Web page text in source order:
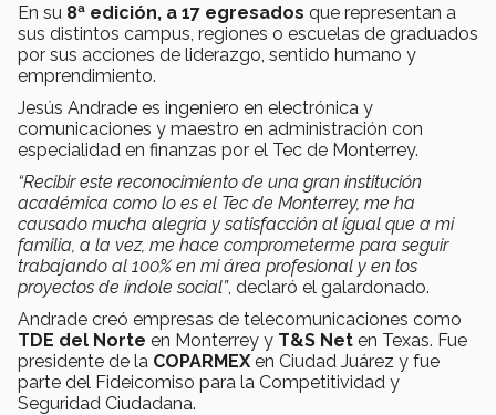
En su 8ª edición, a 17 egresados que representan a
sus distintos campus, regiones o escuelas de graduados
por sus acciones de liderazgo, sentido humano y
emprendimiento.
Jesús Andrade es ingeniero en electrónica y
comunicaciones y maestro en administración con
especialidad en finanzas por el Tec de Monterrey.
“Recibir este reconocimiento de una gran institución
académica como lo es el Tec de Monterrey, me ha
causado mucha alegría y satisfacción al igual que a mi
familia, a la vez, me hace comprometerme para seguir
trabajando al 100% en mi área profesional y en los
proyectos de índole social”, declaró el galardonado.
Andrade creó empresas de telecomunicaciones como
TDE del Norte en Monterrey y T&S Net en Texas. Fue
presidente de la COPARMEXen Ciudad Juárez y fue
parte del Fideicomiso para la Competitividad y
Seguridad Ciudadana.